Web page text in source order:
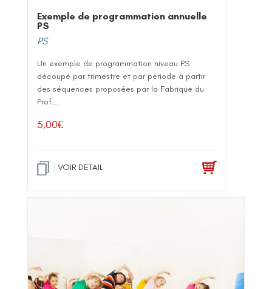
Exemple de programmation annuelle
PS
PS
Un exemple de programmation niveau PS
découpé par trimestre et par période à partir
des séquences proposées par la Fabrique du
Prof...
5,00€
VOIR DETAIL